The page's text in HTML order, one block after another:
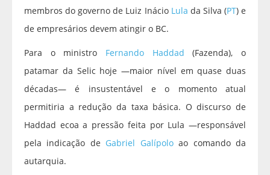
membros do governo de Luiz Inácio Lula da Silva (PT) e
de empresários devem atingir o BC.
Para o ministro Fernando Haddad (Fazenda), o
patamar da Selic hoje —maior nível em quase duas
décadas— é insustentável e o momento atual
permitiria a redução da taxa básica. O discurso de
Haddad ecoa a pressão feita por Lula —responsável
pela indicação de Gabriel Galípoloao comando da
autarquia.